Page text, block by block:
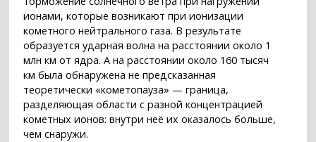
ионами, которые возникают при ионизации
кометного нейтрального газа. В результате
образуется ударная волна на расстоянии около 1
млн км от ядра. А на расстоянии около 160 тысяч
км была обнаружена не предсказанная
теоретически «кометопауза» — граница,
разделяющая области с разной концентрацией
кометных ионов: внутри неё их оказалось больше,
чем снаружи.